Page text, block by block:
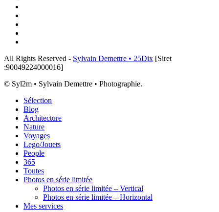
All Rights Reserved - Sylvain Demettre • 25Dix [Siret
:90049224000016]
© Syl2m • Sylvain Demettre • Photographie.
Close
Menu
Sélection
Blog
Architecture
Nature
Voyages
Lego/Jouets
People
365
Toutes
Photos en série limitée
Photos en série limitée – Vertical
Photos en série limitée – Horizontal
Mes services